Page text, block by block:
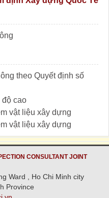
theo Quyết định số
cao
vật liệu xây dựng
vật liệu xây dựng
CONSULTANT JOINT
Ward , Ho Chi Minh city
Province